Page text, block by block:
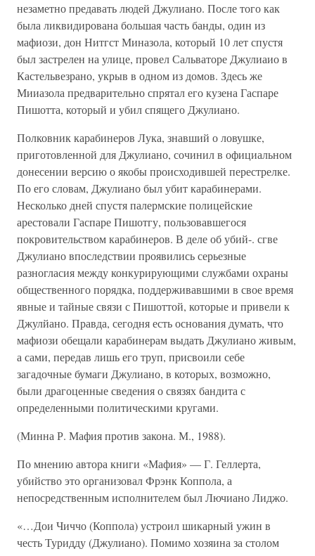
незаметно предавать людей Джулиано. После того как
была ликвидирована большая часть банды, один из
мафиози, дон Нитгст Миназола, который 10 лет спустя
был застрелен на улице, провел Сальваторе Джулиаио в
Кастельвезрано, укрыв в одном из домов. Здесь же
Мииазола предварительно спрятал его кузена Гаспаре
Пишотта, который и убил спящего Джулиано.
Полковник карабинеров Лука, знавший о ловушке,
приготовленной для Джулиано, сочинил в официальном
донесении версию о якобы происходившей перестрелке.
По его словам, Джулиано был убит карабинерами.
Несколько дней спустя палермские полицейские
арестовали Гаспаре Пишотгу, пользовавшегося
покровительством карабинеров. В деле об убий-. сгве
Джулиано впоследствии проявились серьезные
разногласия между конкурирующими службами охраны
общественного порядка, поддерживавшими в свое время
явные и тайные связи с Пишоттой, которые и привели к
Джулйано. Правда, сегодня есть основания думать, что
мафиози обещали карабинерам выдать Джулиано живым,
а сами, передав лишь его труп, присвоили себе
загадочные бумаги Джулиано, в которых, возможно,
были драгоценные сведения о связях бандита с
определенными политическими кругами.
(Минна Р. Мафия против закона. М., 1988).
По мнению автора книги «Мафия» — Г. Геллерта,
убийство это организовал Фрэнк Коппола, а
непосредственным исполнителем был Лючиано Лиджо.
«…Дои Чиччо (Коппола) устроил шикарный ужин в
честь Туридду (Джулиано). Помимо хозяина за столом